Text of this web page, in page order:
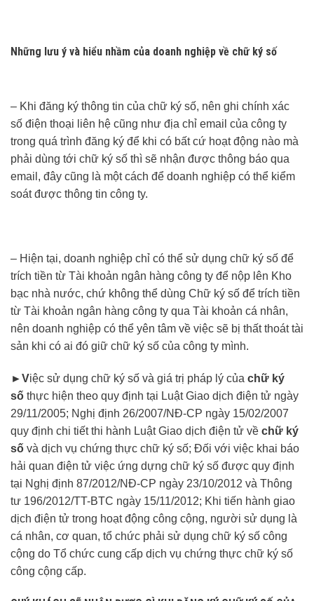
Những lưu ý và hiểu nhầm của doanh nghiệp về chữ ký số
– Khi đăng ký thông tin của chữ ký số, nên ghi chính xác
số điện thoại liên hệ cũng như địa chỉ email của công ty
trong quá trình đăng ký để khi có bất cứ hoạt động nào mà
phải dùng tới chữ ký số thì sẽ nhận được thông báo qua
email, đây cũng là một cách để doanh nghiệp có thể kiểm
soát được thông tin công ty.
– Hiện tại, doanh nghiệp chỉ có thể sử dụng chữ ký số để
trích tiền từ Tài khoản ngân hàng công ty để nộp lên Kho
bạc nhà nước, chứ không thể dùng Chữ ký số để trích tiền
từ Tài khoản ngân hàng công ty qua Tài khoản cá nhân,
nên doanh nghiệp có thể yên tâm về việc sẽ bị thất thoát tài
sản khi có ai đó giữ chữ ký số của công ty mình.
►Việc sử dụng chữ ký số và giá trị pháp lý của chữ ký
số thực hiện theo quy định tại Luật Giao dịch điện tử ngày
29/11/2005; Nghị định 26/2007/NĐ-CP ngày 15/02/2007
quy định chi tiết thi hành Luật Giao dịch điện tử về chữ ký
số và dịch vụ chứng thực chữ ký số; Đối với việc khai báo
hải quan điện tử việc ứng dựng chữ ký số được quy định
tại Nghị định 87/2012/NĐ-CP ngày 23/10/2012 và Thông
tư 196/2012/TT-BTC ngày 15/11/2012; Khi tiến hành giao
dịch điện tử trong hoạt động công cộng, người sử dụng là
cá nhân, cơ quan, tổ chức phải sử dụng chữ ký số công
cộng do Tổ chức cung cấp dịch vụ chứng thực chữ ký số
công cộng cấp.